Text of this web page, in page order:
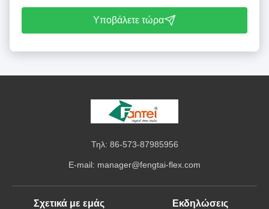
Υποβάλετε τώρα
Τηλ: 86-573-87985956
E-mail: manager@fengtai-flex.com
Σχετικά με εμάς Εκδηλώσεις